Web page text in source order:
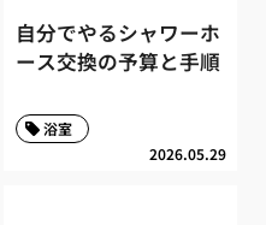
自分でやるシャワーホ
ース交換の予算と手順
2026.05.29
浴室